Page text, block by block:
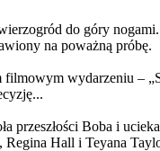
do góry
na poważną próbę.
wydarzeniu –
Boba i
Hall i Teyana